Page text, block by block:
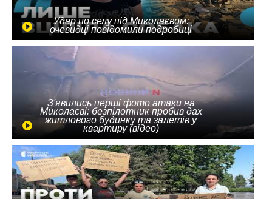
Удар по селу під Миколаєвом:
очевидці повідомили подробиці
З'явились перші фото атаки на
Миколаєві: безпілотник пробив дах
житлового будинку та залетів у
квартиру (відео)